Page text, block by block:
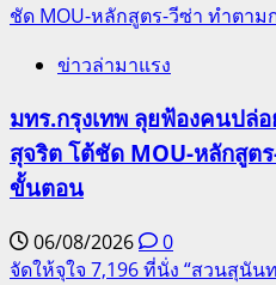
ชัด MOU-หลักสูตร-วีซ่า ทำตา
ข่าวล่ามาแรง
มทร.กรุงเทพ ลุยฟ้องคนปล่
สุจริต โต้ชัด MOU-หลักสูต
ขั้นตอน
06/08/2026
0
จัดให้จุใจ 7,196 ที่นั่ง “สวนสุนัน